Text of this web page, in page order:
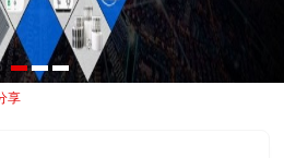
享